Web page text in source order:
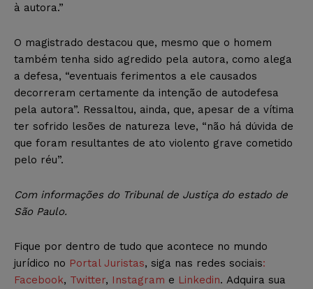
à autora.”
O magistrado destacou que, mesmo que o homem
também tenha sido agredido pela autora, como alega
a defesa, “eventuais ferimentos a ele causados
decorreram certamente da intenção de autodefesa
pela autora”. Ressaltou, ainda, que, apesar de a vítima
ter sofrido lesões de natureza leve, “não há dúvida de
que foram resultantes de ato violento grave cometido
pelo réu”.
Com informações do Tribunal de Justiça do estado de
São Paulo.
Fique por dentro de tudo que acontece no mundo
jurídico no Portal Juristas, siga nas redes sociais:
Facebook, Twitter, Instagram e Linkedin. Adquira sua